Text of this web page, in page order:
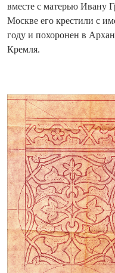
вместе с матерью Ивану
Москве его крестили с
году и похоронен в
Кремля.